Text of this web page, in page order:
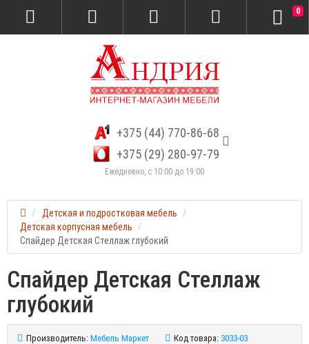
+375 (44) 770-86-68
+375 (29) 280-97-79
Ежедневно, с 10:00 до 19:00
0
Детская и подростковая мебель
Детская корпусная мебель
Спайдер Детская Стеллаж глубокий
Спайдер Детская Стеллаж
глубокий
Производитель: Мебель Маркет Код товара: 3033-03